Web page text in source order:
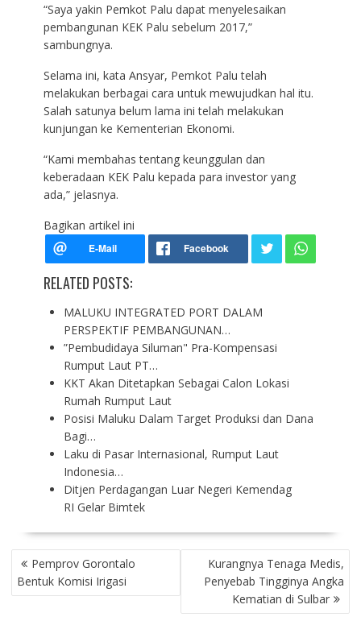
“Saya yakin Pemkot Palu dapat menyelesaikan
pembangunan KEK Palu sebelum 2017,”
sambungnya.
Selama ini, kata Ansyar, Pemkot Palu telah
melakukan berbagai cara untuk mewujudkan hal itu.
Salah satunya belum lama ini telah melakukan
kunjungan ke Kementerian Ekonomi.
“Kami membahas tentang keunggulan dan
keberadaan KEK Palu kepada para investor yang
ada,” jelasnya.
Bagikan artikel ini
RELATED POSTS:
MALUKU INTEGRATED PORT DALAM
PERSPEKTIF PEMBANGUNAN…
”Pembudidaya Siluman" Pra-Kompensasi
Rumput Laut PT…
KKT Akan Ditetapkan Sebagai Calon Lokasi
Rumah Rumput Laut
Posisi Maluku Dalam Target Produksi dan Dana
Bagi…
Laku di Pasar Internasional, Rumput Laut
Indonesia…
Ditjen Perdagangan Luar Negeri Kemendag
RI Gelar Bimtek
P
O
S
Pemprov Gorontalo
Bentuk Komisi Irigasi
Kurangnya Tenaga Medis,
Penyebab Tingginya Angka
Kematian di Sulbar